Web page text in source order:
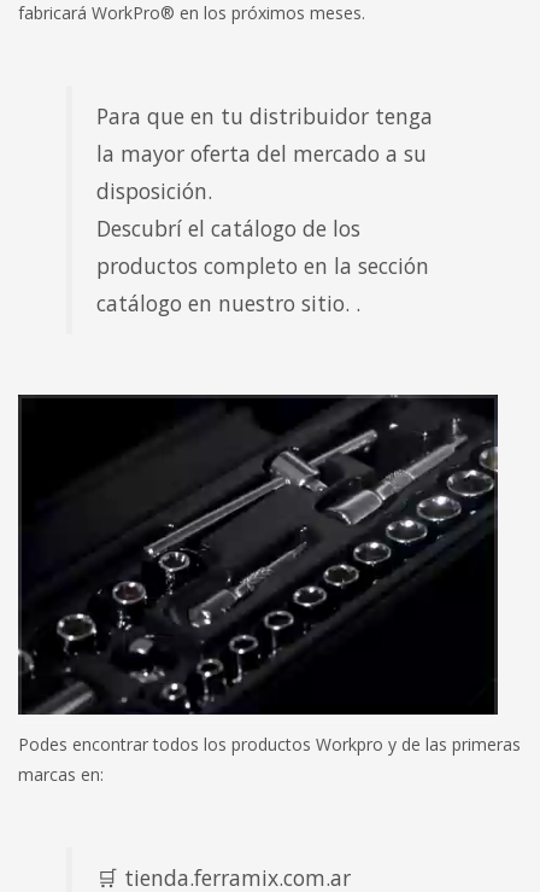
fabricará WorkPro® en los próximos meses.
Para que en tu distribuidor tenga
la mayor oferta del mercado a su
disposición.
Descubrí el catálogo de los
productos completo en la sección
catálogo en nuestro sitio. .
Podes encontrar todos los productos Workpro y de las primeras
marcas en:
🛒 tienda.ferramix.com.ar